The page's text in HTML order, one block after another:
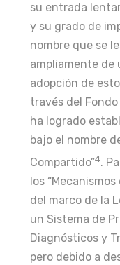
su entrada
y su grado de
nombre que se
ampliamente de
adopción de
través del Fondo
ha logrado
bajo el nombre
Compartido”4.
los
del marco de la
un Sistema de
Diagnósticos y
pero debido a